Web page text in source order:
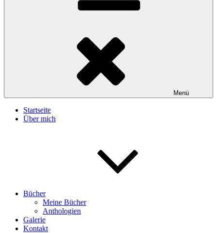
Menü
Startseite
Über mich
Bücher
Meine Bücher
Anthologien
Galerie
Kontakt